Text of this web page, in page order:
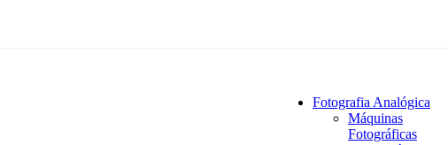
Fotografia Analógica
Máquinas
Fotográficas